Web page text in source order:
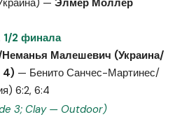
1/2 финала
Малешевич (Украина/
4) — Бенито Санчес-Мартинес/
6:2, 6:4
3; Clay — Outdoor)